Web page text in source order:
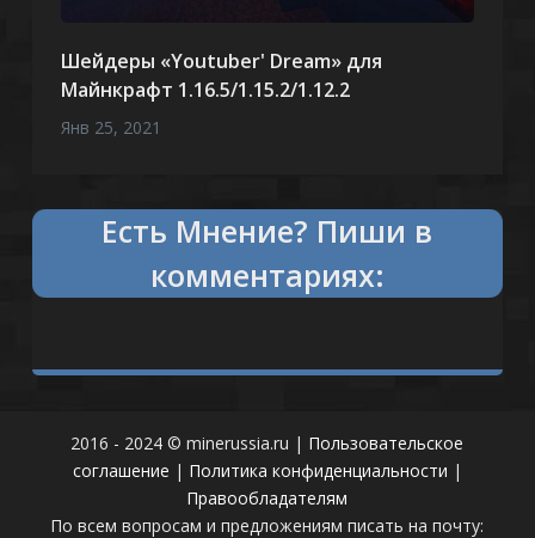
Шейдеры «Youtuber' Dream» для
Майнкрафт 1.16.5/1.15.2/1.12.2
Янв 25, 2021
Естьчто сказать?Пиши в
комментариях:
2016 - 2024 © minerussia.ru | Пользовательское
соглашение | Политика конфиденциальности |
Правообладателям
По всем вопросам и предложениям писать на почту: